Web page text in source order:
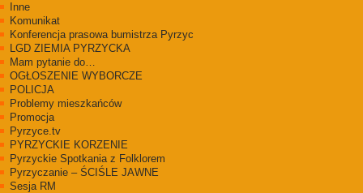
Inne
Komunikat
Konferencja prasowa bumistrza Pyrzyc
LGD ZIEMIA PYRZYCKA
Mam pytanie do…
OGŁOSZENIE WYBORCZE
POLICJA
Problemy mieszkańców
Promocja
Pyrzyce.tv
PYRZYCKIE KORZENIE
Pyrzyckie Spotkania z Folklorem
Pyrzyczanie – ŚCIŚLE JAWNE
Sesja RM